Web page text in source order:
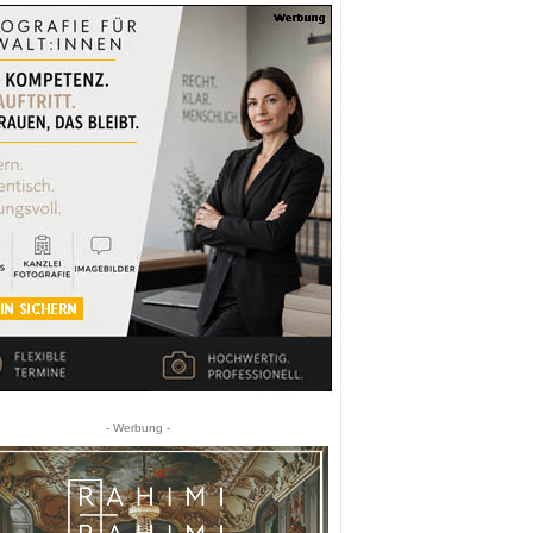
- Werbung -